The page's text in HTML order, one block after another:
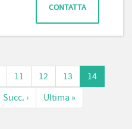
CONTATTA
11 12 13
14
Succ. › Ultima »